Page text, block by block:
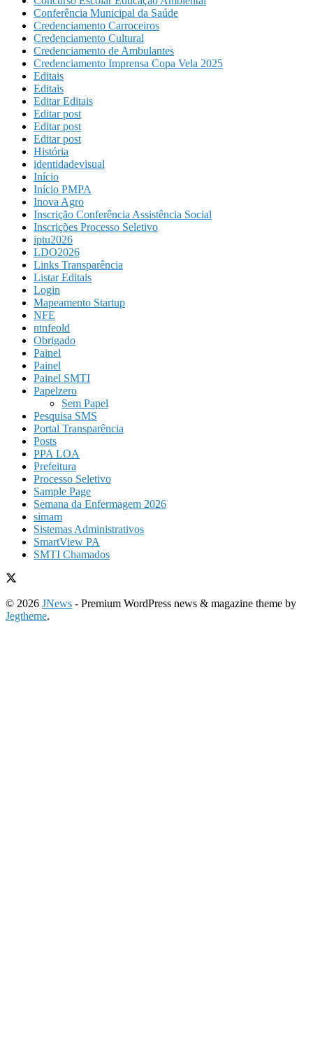
Conferência Municipal da Saúde
Credenciamento Carroceiros
Credenciamento Cultural
Credenciamento de Ambulantes
Credenciamento Imprensa Copa Vela 2025
Editais
Editais
Editar Editais
Editar post
Editar post
Editar post
História
identidadevisual
Início
Início PMPA
Inova Agro
Inscrição Conferência Assistência Social
Inscrições Processo Seletivo
iptu2026
LDO2026
Links Transparência
Listar Editais
Login
Mapeamento Startup
NFE
ntnfeold
Obrigado
Painel
Painel
Painel SMTI
Papelzero
Sem Papel
Pesquisa SMS
Portal Transparência
Posts
PPA LOA
Prefeitura
Processo Seletivo
Sample Page
Semana da Enfermagem 2026
simam
Sistemas Administrativos
SmartView PA
SMTI Chamados
© 2026 JNews - Premium WordPress news & magazine theme by
Jegtheme.